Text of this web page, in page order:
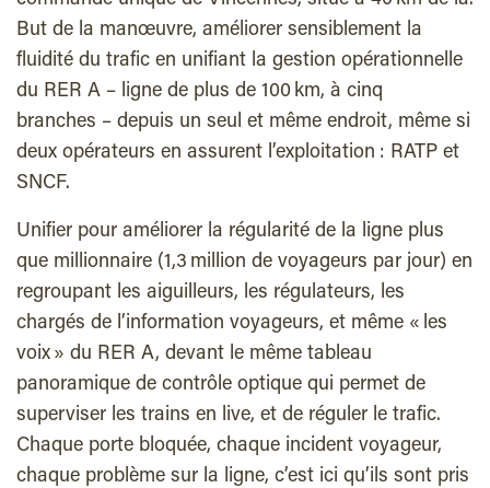
But de la manœuvre, améliorer sensiblement la
fluidité du trafic en unifiant la gestion opérationnelle
du RER A – ligne de plus de 100 km, à cinq
branches – depuis un seul et même endroit, même si
deux opérateurs en assurent l’exploitation : RATP et
SNCF.
Unifier pour améliorer la régularité de la ligne plus
que millionnaire (1,3 million de voyageurs par jour) en
regroupant les aiguilleurs, les régulateurs, les
chargés de l’information voyageurs, et même « les
voix » du RER A, devant le même tableau
panoramique de contrôle optique qui permet de
superviser les trains en live, et de réguler le trafic.
Chaque porte bloquée, chaque incident voyageur,
chaque problème sur la ligne, c’est ici qu’ils sont pris